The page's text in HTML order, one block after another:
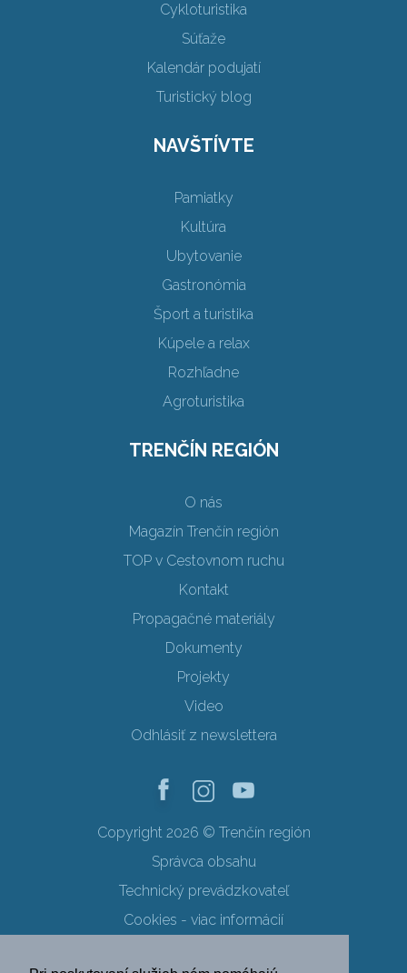
Cykloturistika
Súťaže
Kalendár podujatí
Turistický blog
NAVŠTÍVTE
Pamiatky
Kultúra
Ubytovanie
Gastronómia
Šport a turistika
Kúpele a relax
Rozhľadne
Agroturistika
TRENČÍN REGIÓN
O nás
Magazín Trenčín región
TOP v Cestovnom ruchu
Kontakt
Propagačné materiály
Dokumenty
Projekty
Video
Odhlásiť z newslettera
Copyright 2026 © Trenčín región
Správca obsahu
Technický prevádzkovateľ
Cookies - viac informácií